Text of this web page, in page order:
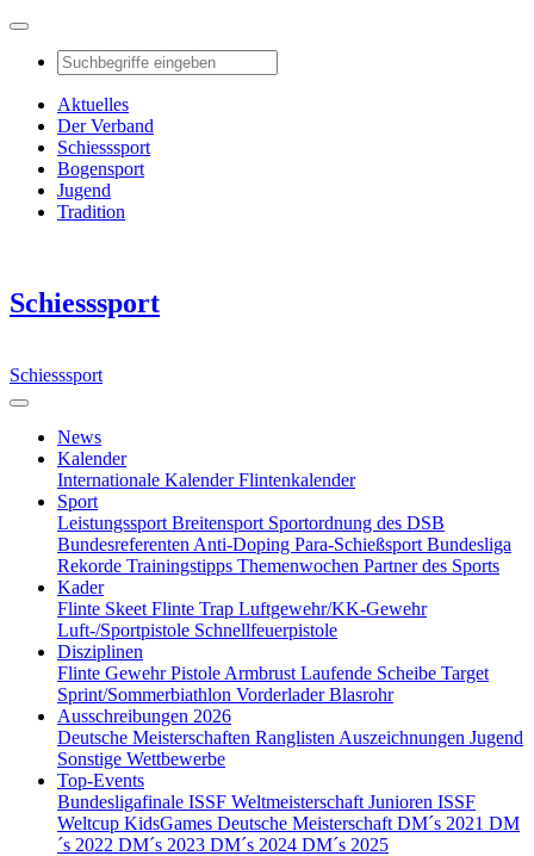
Aktuelles
Der Verband
Schiesssport
Bogensport
Jugend
Tradition
Schiesssport
Schiesssport
News
Kalender
Internationale KalenderFlintenkalender
Sport
Leistungssport Breitensport Sportordnung des DSB
Bundesreferenten Anti-Doping Para-Schießsport Bundesliga
Rekorde Trainingstipps Themenwochen Partner des Sports
Kader
Flinte Skeet Flinte Trap Luftgewehr/KK-Gewehr
Luft-/Sportpistole Schnellfeuerpistole
Disziplinen
Flinte GewehrPistole Armbrust Laufende Scheibe Target
Sprint/Sommerbiathlon VorderladerBlasrohr
Ausschreibungen 2026
Deutsche Meisterschaften Ranglisten Auszeichnungen Jugend
Sonstige Wettbewerbe
Top-Events
Bundesligafinale ISSF Weltmeisterschaft Junioren ISSF
Weltcup KidsGames Deutsche Meisterschaft DM´s 2021 DM
´s 2022 DM´s 2023 DM´s 2024 DM´s 2025